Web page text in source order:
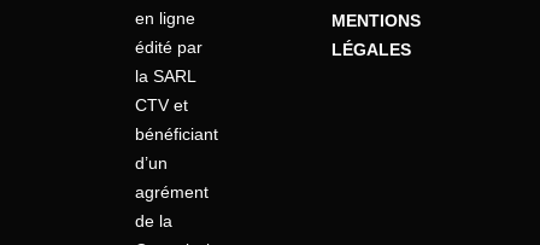
en ligne
édité par
la SARL
CTV et
bénéficiant
d’un
agrément
de la
MENTIONS
LÉGALES